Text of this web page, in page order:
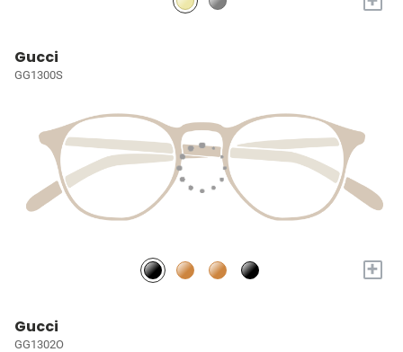
Gucci
GG1300S
+
Gucci
GG1302O